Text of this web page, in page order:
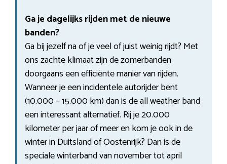
Ga je dagelijks rijden met de nieuwe
banden?
Ga bij jezelf na of je veel of juist weinig rijdt? Met
ons zachte klimaat zijn de zomerbanden
doorgaans een efficiënte manier van rijden.
Wanneer je een incidentele autorijder bent
(10.000 – 15.000 km) dan is de all weather band
een interessant alternatief. Rij je 20.000
kilometer per jaar of meer en kom je ook in de
winter in Duitsland of Oostenrijk? Dan is de
speciale winterband van november tot april